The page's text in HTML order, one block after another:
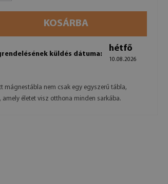
KOSÁRBA
küldés dátuma:
hétfő
10.08.2026
mágnestábla nem csak egy egyszerű tábla,
amely életet visz otthona minden sarkába.